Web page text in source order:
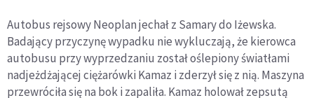
Autobus rejsowy Neoplan jechał z Samary do Iżewska.
Badający przyczynę wypadku nie wykluczają, że kierowca
autobusu przy wyprzedzaniu został oślepiony światłami
nadjeżdżającej ciężarówki Kamaz i zderzył się z nią. Maszyna
przewróciła się na bok i zapaliła. Kamaz holował zepsutą